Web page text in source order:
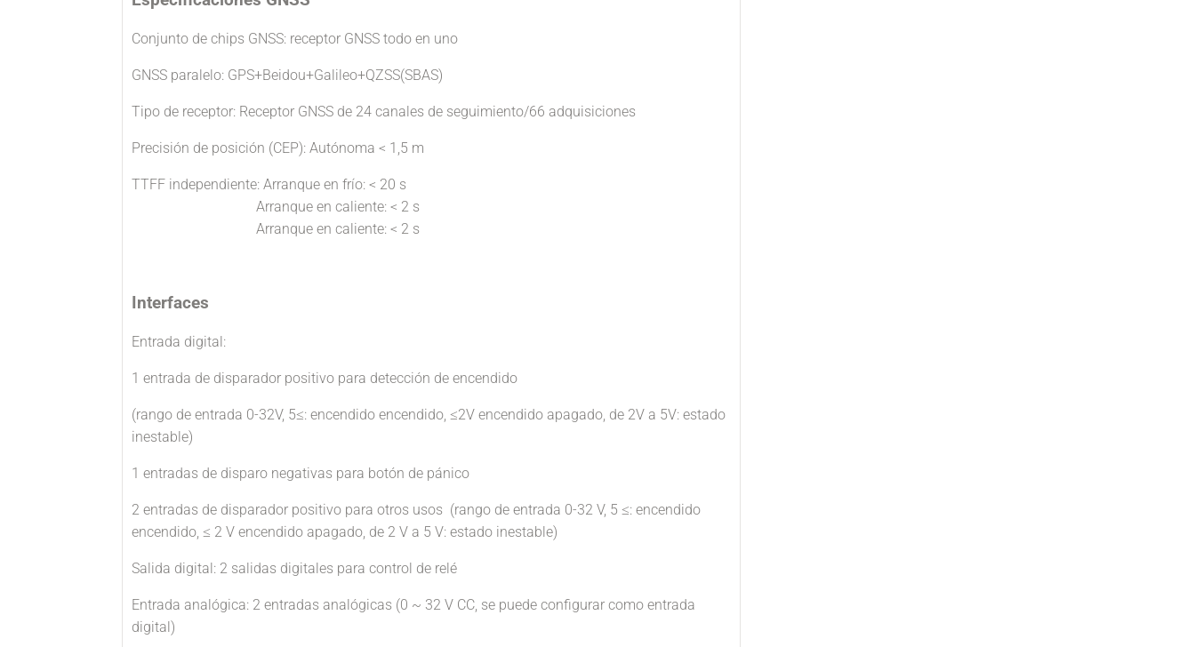
Conjunto de chips GNSS: receptor GNSS todo en uno
GNSS paralelo: GPS+Beidou+Galileo+QZSS(SBAS)
Tipo de receptor: Receptor GNSS de 24 canales de seguimiento/66 adquisiciones
Precisión de posición (CEP): Autónoma < 1,5 m
TTFF independiente: Arranque en frío: < 20 s
Arranque en caliente: < 2 s
Arranque en caliente: < 2 s
Interfaces
Entrada digital:
1 entrada de disparador positivo para detección de encendido
(rango de entrada 0-32V, 5≤: encendido encendido, ≤2V encendido apagado, de 2V a 5V: estado
inestable)
1 entradas de disparo negativas para botón de pánico
2 entradas de disparador positivo para otros usos (rango de entrada 0-32 V, 5 ≤: encendido
encendido, ≤ 2 V encendido apagado, de 2 V a 5 V: estado inestable)
Salida digital: 2 salidas digitales para control de relé
Entrada analógica: 2 entradas analógicas (0 ~ 32 V CC, se puede configurar como entrada
digital)